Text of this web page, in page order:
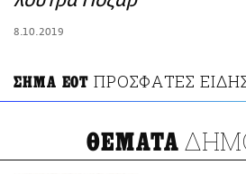
8.10.2019
ΣΗΜΑ ΕΟΤ ΠΡΟΣΦΑΤΕΣ
ΘΕΜΑΤΑ